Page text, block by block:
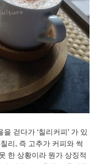
걷다가 ‘칠리커피’ 가 있
리, 즉 고추가 커피와 썩
한 상황이라 뭔가 상징적